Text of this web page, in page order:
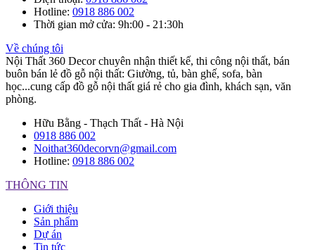
Hotline: 0918 886 002
Thời gian mở cửa: 9h:00 - 21:30h
Về chúng tôi
Nội Thất 360 Decor chuyên nhận thiết kế, thi công nội thất, bán
buôn bán lẻ đồ gỗ nội thất: Giường, tủ, bàn ghế, sofa, bàn
học...cung cấp đồ gỗ nội thất giá rẻ cho gia đình, khách sạn, văn
phòng.
Hữu Bằng - Thạch Thất - Hà Nội
0918 886 002
Noithat360decorvn@gmail.com
Hotline: 0918 886 002
THÔNG TIN
Giới thiệu
Sản phẩm
Dự án
Tin tức